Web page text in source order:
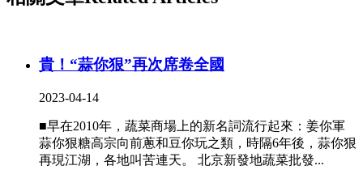
貴！“蒜你狠”再次席卷全國
2023-04-14
■早在2010年，蔬菜商場上的新名詞流行起來：姜你軍
蒜你狠糖高宗向前蔥和豆你玩之類，時隔6年後，蒜你狠
再現江湖，各地叫苦連天。 北京新發地蔬菜批發...